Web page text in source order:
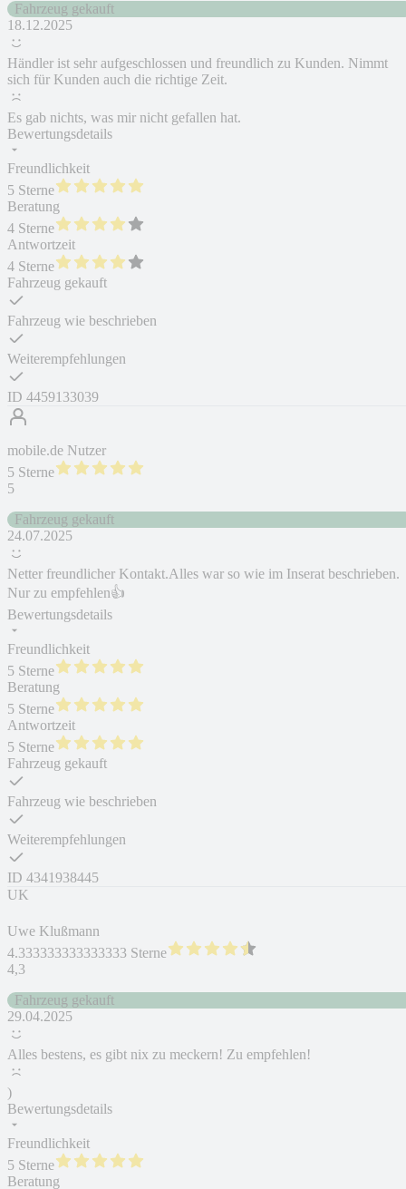
Fahrzeug gekauft
18.12.2025
Händler ist sehr aufgeschlossen und freundlich zu Kunden. Nimmt
sich für Kunden auch die richtige Zeit.
Es gab nichts, was mir nicht gefallen hat.
Bewertungsdetails
Freundlichkeit
5 Sterne
Beratung
4 Sterne
Antwortzeit
4 Sterne
Fahrzeug gekauft
Fahrzeug wie beschrieben
Weiterempfehlungen
ID 4459133039
mobile.de Nutzer
5 Sterne
5
Fahrzeug gekauft
24.07.2025
Netter freundlicher Kontakt.Alles war so wie im Inserat beschrieben.
Nur zu empfehlen👍
Bewertungsdetails
Freundlichkeit
5 Sterne
Beratung
5 Sterne
Antwortzeit
5 Sterne
Fahrzeug gekauft
Fahrzeug wie beschrieben
Weiterempfehlungen
ID 4341938445
UK
Uwe Klußmann
4.333333333333333 Sterne
4,3
Fahrzeug gekauft
29.04.2025
Alles bestens, es gibt nix zu meckern! Zu empfehlen!
)
Bewertungsdetails
Freundlichkeit
5 Sterne
Beratung